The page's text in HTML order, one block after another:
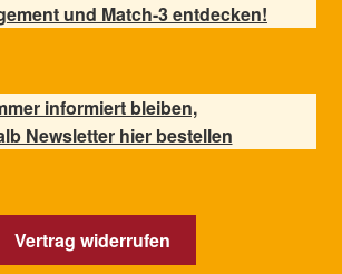
und Match-3 entdecken!
informiert bleiben,
Newsletter hier bestellen
Vertrag widerrufen